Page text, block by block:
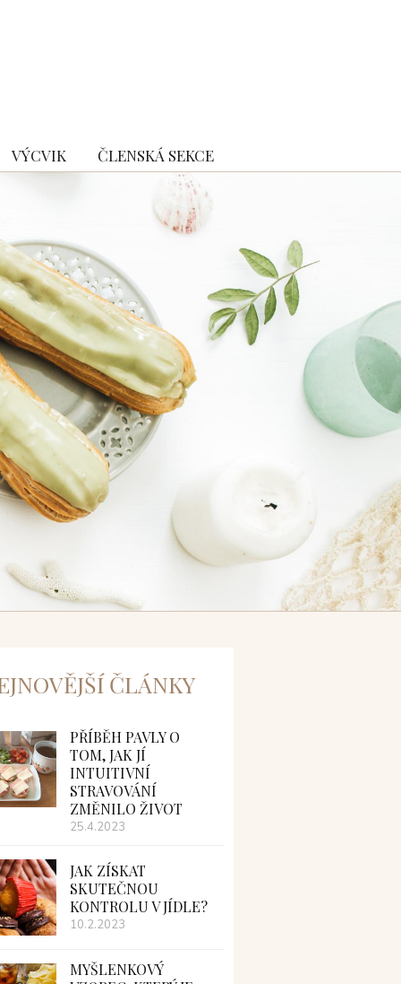
VÝCVIK ČLENSKÁ SEKCE
ČLÁNKY
PŘÍBĚH PAVLY O
TOM, JAK JÍ
INTUITIVNÍ
STRAVOVÁNÍ
ZMĚNILO ŽIVOT
25.4.2023
JAK ZÍSKAT
SKUTEČNOU
KONTROLU V JÍDLE?
10.2.2023
MYŠLENKOVÝ